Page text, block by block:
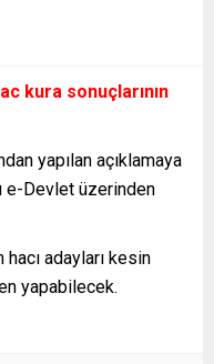
kura sonuçlarının
yapılan açıklamaya
e-Devlet üzerinden
adayları kesin
yapabilecek.